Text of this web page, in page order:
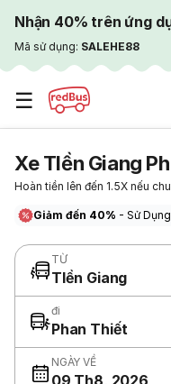
Nhận 40% trên ứng
Mã sử dụng: SALEHE88
☰
Xe TIền Giang
Hoàn tiền lên đến 1.5X nếu
Giảm đến 40% - Sử
TỪ
TIền Giang
đi
Phan Thiết
NGÀY VỀ
09 Th8, 2026